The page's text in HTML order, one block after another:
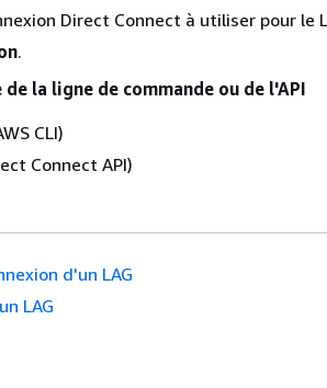
Direct Connect à utiliser pour le
.
la ligne de commande ou de l'API
CLI)
Connect API)
d'un LAG
LAG